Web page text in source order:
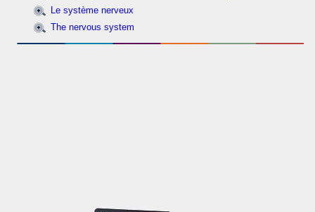
Le système nerveux
The nervous system